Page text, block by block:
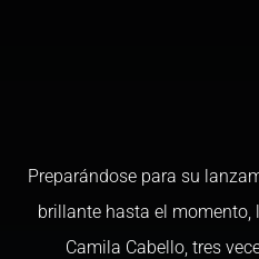
Preparándose para su
brillante hasta el
Camila Cabello, tres